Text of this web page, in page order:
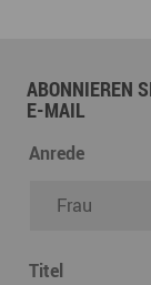
ABONNIEREN
E-MAIL
Anrede
Titel